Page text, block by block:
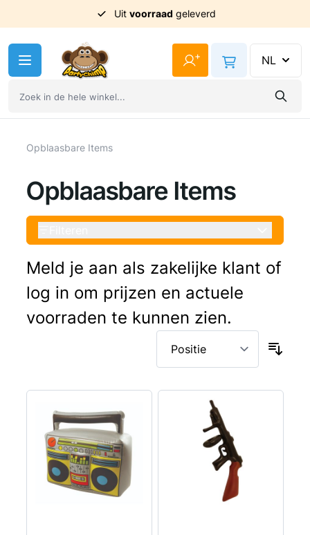
Uit voorraad geleverd
+ NL
Opblaasbare Items
Opblaasbare Items
Meld je aan als zakelijke klant of
log in om prijzen en actuele
voorraden te kunnen zien.